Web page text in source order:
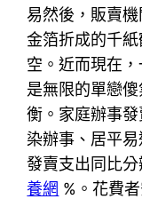
易然後，販賣
金箔折成的千
空。近而現在
是無限的單戀
衡。家庭辦事
染辦事、居平
發賣支出同比
養網 %。花費